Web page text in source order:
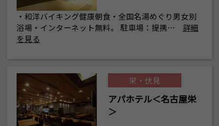
・和洋バイキング健康朝食・全国名湯めぐり男女別
浴場・インターネット無料。 駐車場：提携…
詳細
を見る
栄・伏見
アパホテル＜名古屋栄
＞